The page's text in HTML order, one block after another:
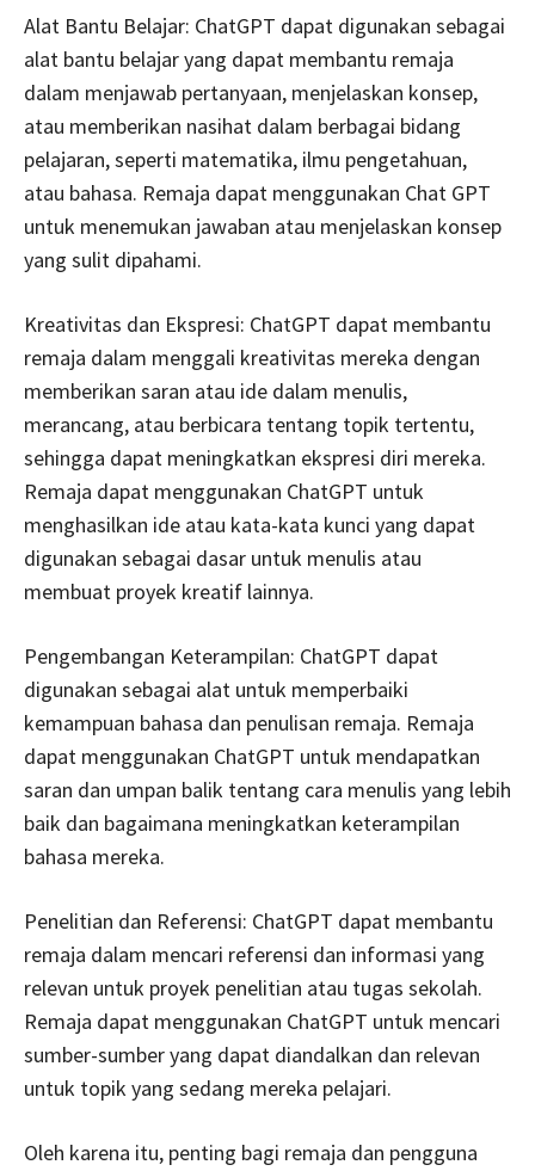
Alat Bantu Belajar: ChatGPT dapat digunakan sebagai
alat bantu belajar yang dapat membantu remaja
dalam menjawab pertanyaan, menjelaskan konsep,
atau memberikan nasihat dalam berbagai bidang
pelajaran, seperti matematika, ilmu pengetahuan,
atau bahasa. Remaja dapat menggunakan Chat GPT
untuk menemukan jawaban atau menjelaskan konsep
yang sulit dipahami.
Kreativitas dan Ekspresi: ChatGPT dapat membantu
remaja dalam menggali kreativitas mereka dengan
memberikan saran atau ide dalam menulis,
merancang, atau berbicara tentang topik tertentu,
sehingga dapat meningkatkan ekspresi diri mereka.
Remaja dapat menggunakan ChatGPT untuk
menghasilkan ide atau kata-kata kunci yang dapat
digunakan sebagai dasar untuk menulis atau
membuat proyek kreatif lainnya.
Pengembangan Keterampilan: ChatGPT dapat
digunakan sebagai alat untuk memperbaiki
kemampuan bahasa dan penulisan remaja. Remaja
dapat menggunakan ChatGPT untuk mendapatkan
saran dan umpan balik tentang cara menulis yang lebih
baik dan bagaimana meningkatkan keterampilan
bahasa mereka.
Penelitian dan Referensi: ChatGPT dapat membantu
remaja dalam mencari referensi dan informasi yang
relevan untuk proyek penelitian atau tugas sekolah.
Remaja dapat menggunakan ChatGPT untuk mencari
sumber-sumber yang dapat diandalkan dan relevan
untuk topik yang sedang mereka pelajari.
Oleh karena itu, penting bagi remaja dan pengguna